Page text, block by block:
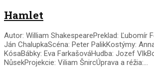
Hamlet
Autor: William ShakespearePreklad: Ľubomír
Ján ChalupkaScéna: Peter PalikKostýmy:
KósaBábky: Eva FarkašováHudba: Jozef
NůsekProjekcie: Viliam ŠnircÚprava a réžia:...